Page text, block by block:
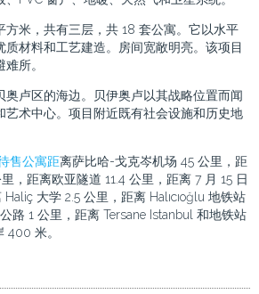
方米，共有三层，共 18 套公寓。它以水平
材料和工艺建造。房间宽敞明亮。该项目
所。
奥卢区的海边。贝伊奥卢以其战略位置而闻
艺术中心。项目附近既有社会设施和历史地
售公寓距离萨比哈-戈克岑机场 45 公里，距
，距离欧亚隧道 11.4 公里，距离 7 月 15 日
大学 2.5 公里，距离 Halıcıoğlu 地铁站
路 1 公里，距离 Tersane Istanbul 和地铁站
400 米。